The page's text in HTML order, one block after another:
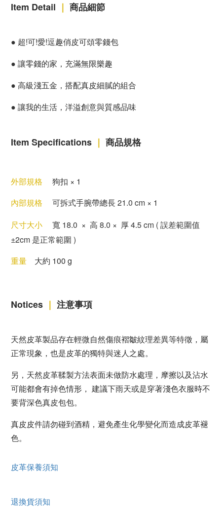
Item Detail ｜ 商品細節
● 超!可!愛!逗趣俏皮可頌零錢包
● 讓零錢的家，充滿無限樂趣
● 高級淺五金，搭配真皮細膩的組合
● 讓我的生活，洋溢創意與質感品味
Item Specifications ｜ 商品規格
外部規格
狗扣 × 1
內部規格
可拆式手腕帶總長 21.0 cm × 1
尺寸大小
寬 18.0 × 高 8.0 × 厚 4.5 cm ( 誤差範圍值
±2cm 是正常範圍 )
重量
大約 100 g
Notices ｜ 注意事項
天然皮革製品存在輕微自然傷痕褶皺紋理差異等特徵，屬
正常現象，也是皮革的獨特與迷人之處。
另，天然皮革鞣製方法表面未做防水處理，摩擦以及沾水
可能都會有掉色情形， 建議下雨天或是穿著淺色衣服時不
要背深色真皮包包。
真皮皮件請勿碰到酒精，避免產生化學變化而造成皮革褪
色。
皮革保養須知
退換貨須知